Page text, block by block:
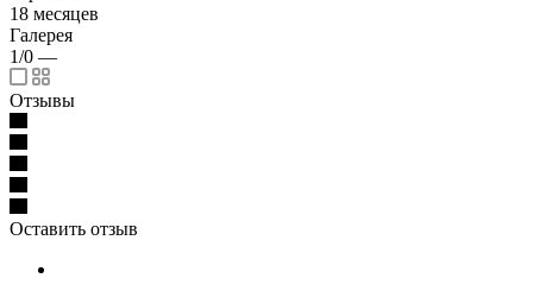
18 месяцев
Галерея
1/0 —
Отзывы
Оставить отзыв